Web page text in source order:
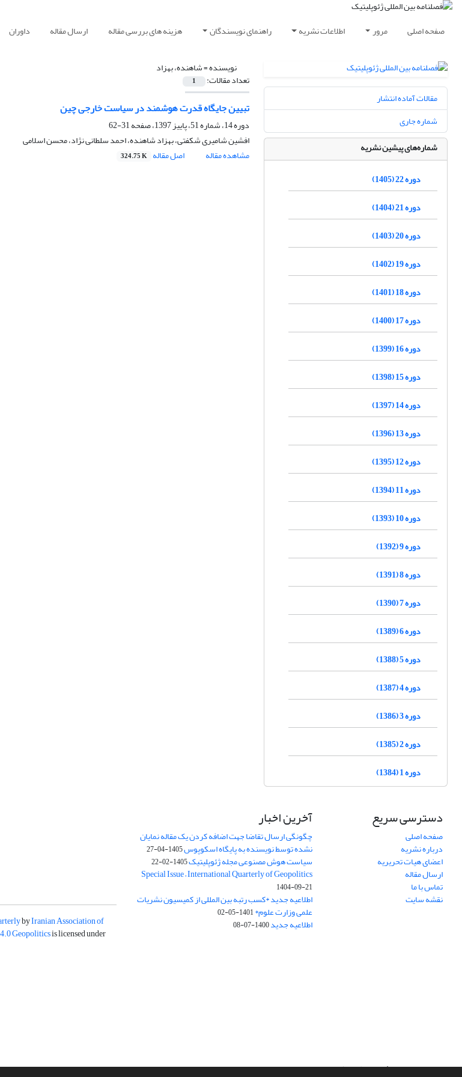
صفحه اصلی مرور اطلاعات نشریه راهنمای نویسندگان هزینه های بررسی مقاله ارسال مقاله داوران
نویسنده =شاهنده، بهزاد
تعداد مقالات: 1
تبیین جایگاه قدرت هوشمند در سیاست خارجی چین
دوره 14، شماره 51، پاییز 1397، صفحه
31-62
افشین شامیری شکفتی، بهزاد شاهنده، احمد سلطانی نژاد، محسن اسلامی
مشاهده مقاله
اصل مقاله 324.75 K
مقالات آماده انتشار
شماره جاری
شماره‌های پیشین نشریه
دوره 22 (1405)
دوره 21 (1404)
دوره 20 (1403)
دوره 19 (1402)
دوره 18 (1401)
دوره 17 (1400)
دوره 16 (1399)
دوره 15 (1398)
دوره 14 (1397)
دوره 13 (1396)
دوره 12 (1395)
دوره 11 (1394)
دوره 10 (1393)
دوره 9 (1392)
دوره 8 (1391)
دوره 7 (1390)
دوره 6 (1389)
دوره 5 (1388)
دوره 4 (1387)
دوره 3 (1386)
دوره 2 (1385)
دوره 1 (1384)
دسترسی سریع
صفحه اصلی
درباره نشریه
اعضای هیات تحریریه
ارسال مقاله
تماس با ما
نقشه سایت
آخرین اخبار
چگونگی ارسال تقاضا جهت اضافه کردن یک مقاله نمایان
نشده توسط نویسنده به پایگاه اسکوپوس1405-04-27
سیاست هوش مصنوعی مجله ژئوپلیتیک1405-02-22
Special Issue – International Quarterly of Geopolitics
1404-09-21
اطلاعیه جدید *کسب رتبه بین المللی از کمیسیون نشریات
علمی وزارت علوم*1401-05-02
اطلاعیه جدید1400-07-08
byIranian Association of
Geopoliticsis licensed under
سامانه مدیریت نشریات علمی.طراحی و پیاده سازی ازسیناوب